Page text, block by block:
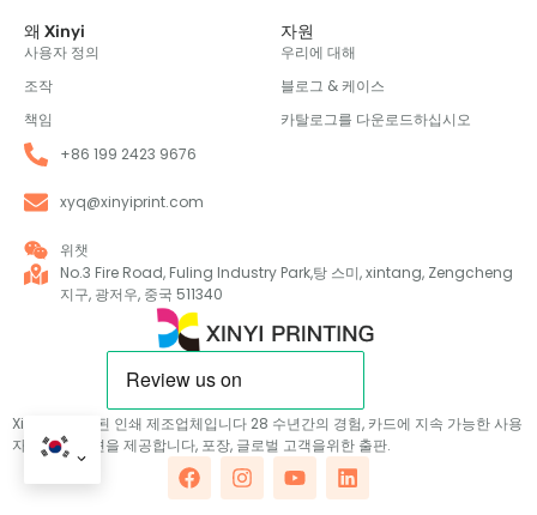
Xinyi는 인증 된 인쇄 제조업체입니다 28 수년간의 경험, 카드에 지속 가능한 사용
자 정의 솔루션을 제공합니다, 포장, 글로벌 고객을위한 출판.
왜 Xinyi
사용자 정의
조작
책임
자원
우리에 대해
블로그 & 케이스
카탈로그를 다운로드하십시오
+86 199 2423 9676
xyq@xinyiprint.com
위챗
No.3 Fire Road, Fuling Industry Park,탕 스미, xintang, Zengcheng
지구, 광저우, 중국 511340